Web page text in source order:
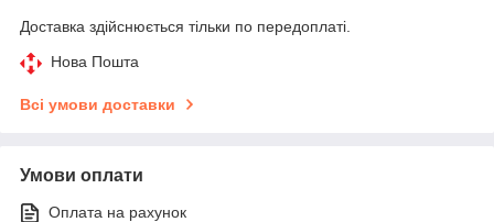
Доставка здійснюється тільки по передоплаті.
Нова Пошта
Всі умови доставки
Умови оплати
Оплата на рахунок